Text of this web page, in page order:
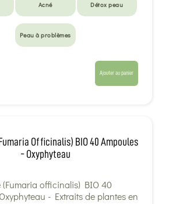
Acné Détox peau
Peau à problèmes
Ajouter au panier
Officinalis) BIO 40 Ampoules
- Oxyphyteau